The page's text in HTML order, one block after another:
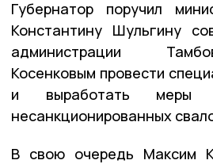
Губернатор поручил
Константину Шульгину
администрации
Косенковым провести
и выработать меры
несанкционированных
В свою очередь Максим